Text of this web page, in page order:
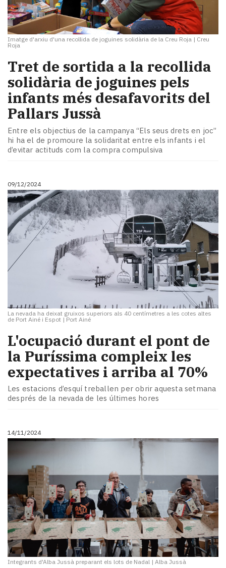
Imatge d'arxiu d'una recollida de joguines solidària de la Creu Roja | Creu
Roja
Tret de sortida a la recollida
solidària de joguines pels
infants més desafavorits del
Pallars Jussà
Entre els objectius de la campanya “Els seus drets en joc”
hi ha el de promoure la solidaritat entre els infants i el
d’evitar actituds com la compra compulsiva
09/12/2024
La nevada ha deixat gruixos superiors als 40 centímetres a les cotes altes
de Port Ainé i Espot |Port Ainé
L'ocupació durant el pont de
la Puríssima compleix les
expectatives i arriba al 70%
Les estacions d’esquí treballen per obrir aquesta setmana
després de la nevada de les últimes hores
14/11/2024
Integrants d'Alba Jussà preparant els lots de Nadal | Alba Jussà